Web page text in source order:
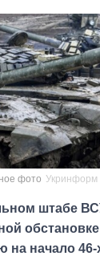
фото Укринформ
штабе
на начало